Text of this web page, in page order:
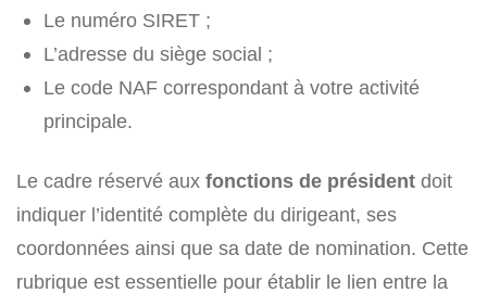
Le numéro SIRET ;
L’adresse du siège social ;
Le code NAF correspondant à votre activité
principale.
Le cadre réservé aux fonctions de président doit
indiquer l’identité complète du dirigeant, ses
coordonnées ainsi que sa date de nomination. Cette
rubrique est essentielle pour établir le lien entre la